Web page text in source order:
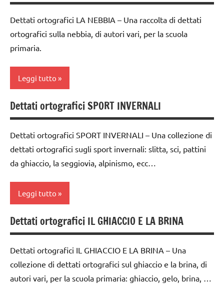
italiano
materiale
didattico
STAGIONI
TUTTI GLI
ARGOMENTI
PER ETA'
TUTTI GLI
2a
classe
3a
4a
classe
LIBRI E
ILLUSTRATI
TUTTI GLI
PER ETA'
TUTTI GLI
ARTICOLI
Dettati ortografici LA NEBBIA – Una raccolta di dettati
ortografici sulla nebbia, di autori vari, per la scuola
primaria.
Leggi tutto
classe
1a
classe
2a
classe
3a
classe
classe
dettati /
tempo
Dettati ortografici SPORT INVERNALI
Dettati ortografici SPORT INVERNALI – Una collezione di
dettati ortografici sugli sport invernali: slitta, sci, pattini
da ghiaccio, la seggiovia, alpinismo, ecc…
Leggi tutto
classe
1a
classe
2a
Dettati ortografici IL GHIACCIO E LA BRINA
Dettati ortografici IL GHIACCIO E LA BRINA – Una
collezione di dettati ortografici sul ghiaccio e la brina, di
autori vari, per la scuola primaria: ghiaccio, gelo, brina, …